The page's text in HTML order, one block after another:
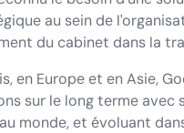
au sein de
du cabinet dans la
en Europe et en Asie,
sur le long terme
monde, et évoluant